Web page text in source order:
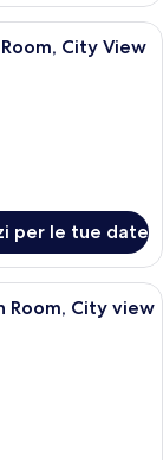
con un velo su una
Room, City View
per le tue date
con un velo su una
Room, City view